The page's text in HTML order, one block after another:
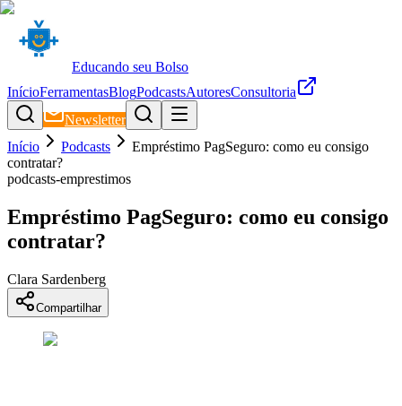
Educando seu Bolso
InícioFerramentasBlogPodcastsAutoresConsultoria
Newsletter
Início
Podcasts
Empréstimo PagSeguro: como eu consigo
contratar?
podcasts-emprestimos
Empréstimo PagSeguro: como eu consigo
contratar?
Clara Sardenberg
Compartilhar